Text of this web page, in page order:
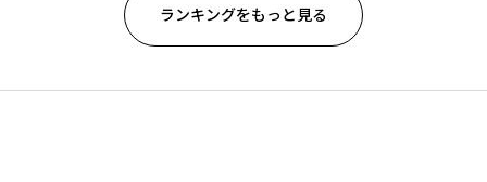
ランキングをもっと見る